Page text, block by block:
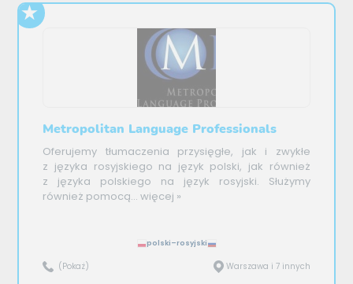
Metropolitan Language Professionals
Oferujemy tłumaczenia przysięgłe, jak i zwykłe
z języka rosyjskiego na język polski, jak również
z języka polskiego na język rosyjski. Służymy
również pomocą... więcej »
polski–rosyjski
(Pokaż) Warszawa i 7 innych